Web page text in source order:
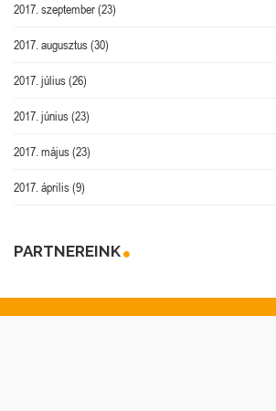
2017. szeptember(23)
2017. augusztus(30)
2017. július(26)
2017. június(23)
2017. május(23)
2017. április(9)
PARTNEREINK